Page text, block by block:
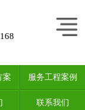
案 服务工程案例
联系我们